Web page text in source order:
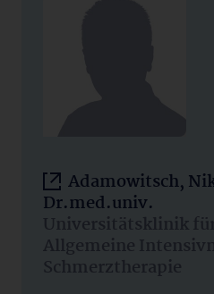
Adamowitsch,
Dr.med.univ.
Universitätsklinik
Allgemeine
Schmerztherapie